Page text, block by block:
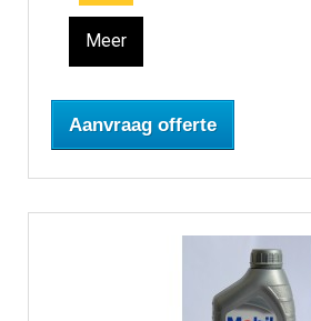
Meer
Aanvraag offerte